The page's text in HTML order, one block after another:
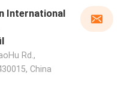
International
Rd.,
China